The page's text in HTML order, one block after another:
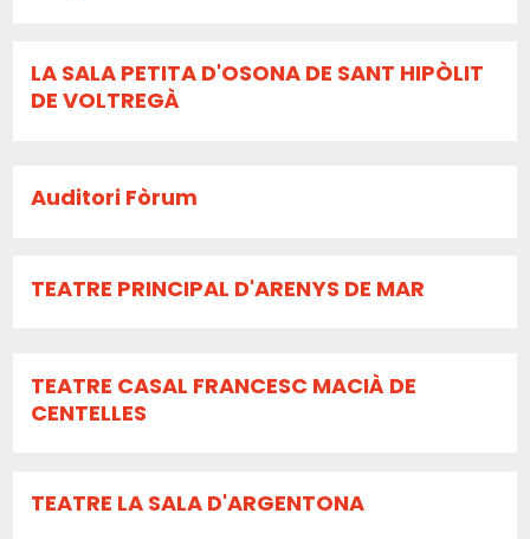
LA SALA PETITA D'OSONA DE SANT HIPÒLIT
DE VOLTREGÀ
Auditori Fòrum
TEATRE PRINCIPAL D'ARENYS DE MAR
TEATRE CASAL FRANCESC MACIÀ DE
CENTELLES
TEATRE LA SALA D'ARGENTONA